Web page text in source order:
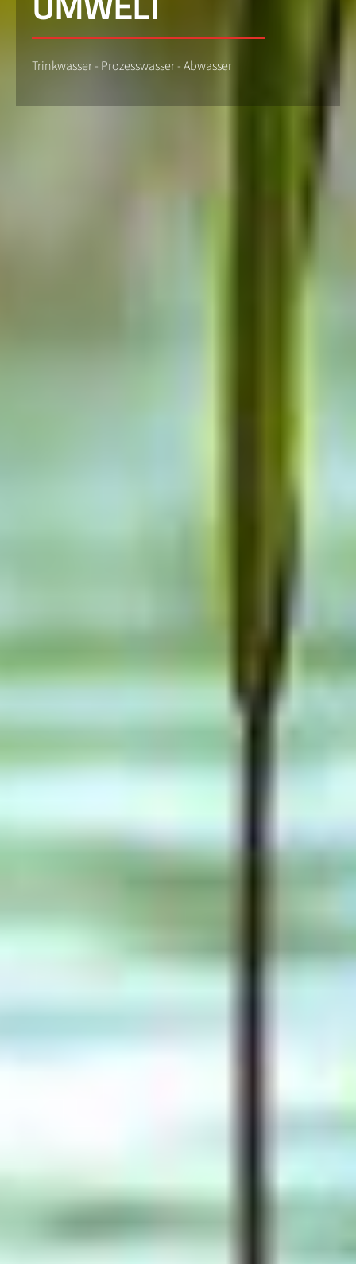
Trinkwasser - Prozesswasser - Abwasser